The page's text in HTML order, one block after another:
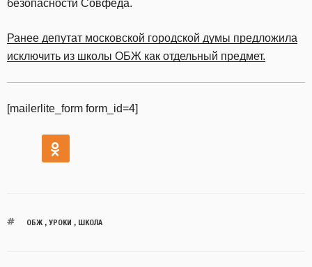
безопасности Совфеда.
Ранее депутат московской городской думы предложила
исключить из школы ОБЖ как отдельный предмет.
[mailerlite_form form_id=4]
ОБЖ, УРОКИ , ШКОЛА